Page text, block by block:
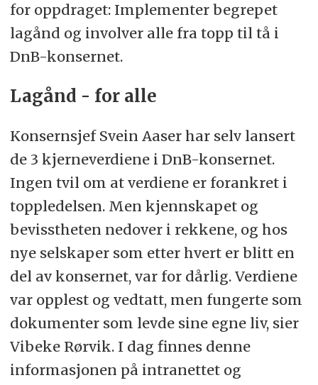
for oppdraget: Implementer begrepet
lagånd og involver alle fra topp til tå i
DnB-konsernet.
Lagånd - for alle
Konsernsjef Svein Aaser har selv lansert
de 3 kjerneverdiene i DnB-konsernet.
Ingen tvil om at verdiene er forankret i
toppledelsen. Men kjennskapet og
bevisstheten nedover i rekkene, og hos
nye selskaper som etter hvert er blitt en
del av konsernet, var for dårlig. Verdiene
var opplest og vedtatt, men fungerte som
dokumenter som levde sine egne liv, sier
Vibeke Rørvik. I dag finnes denne
informasjonen på intranettet og